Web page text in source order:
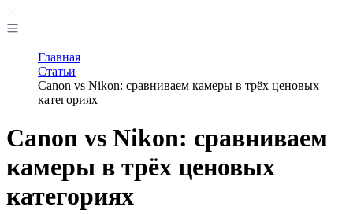
Главная
Статьи
Canon vs Nikon: сравниваем камеры в трёх ценовых
категориях
Canon vs Nikon: сравниваем
камеры в трёх ценовых
категориях